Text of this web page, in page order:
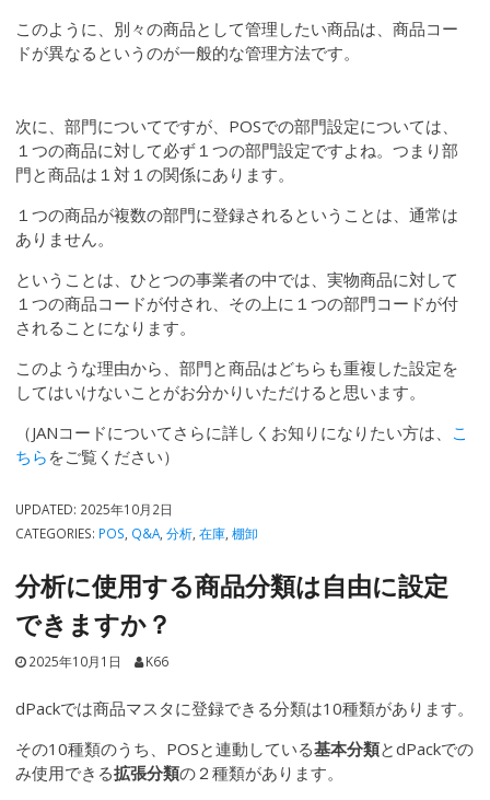
このように、別々の商品として管理したい商品は、商品コー
ドが異なるというのが一般的な管理方法です。
次に、部門についてですが、POSでの部門設定については、
１つの商品に対して必ず１つの部門設定ですよね。つまり部
門と商品は１対１の関係にあります。
１つの商品が複数の部門に登録されるということは、通常は
ありません。
ということは、ひとつの事業者の中では、実物商品に対して
１つの商品コードが付され、その上に１つの部門コードが付
されることになります。
このような理由から、部門と商品はどちらも重複した設定を
してはいけないことがお分かりいただけると思います。
（JANコードについてさらに詳しくお知りになりたい方は、 こ
ちら をご覧ください）
UPDATED: 2025年10月2日
CATEGORIES: POS Q&A ,分析 ,在庫 ,棚卸
分析に使用する商品分類は自由に設定
できますか？
2025年10月1日 K66
dPackでは商品マスタに登録できる分類は10種類があります。
その10種類のうち、POSと連動している基本分類とdPackでの
み使用できる拡張分類の２種類があります。